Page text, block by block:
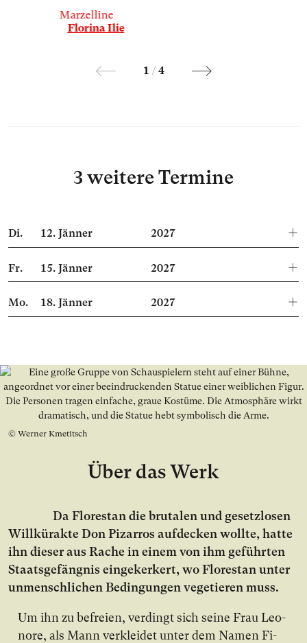
Marzelline
Florina Ilie
1 / 4
3 weitere Termine
Di. 12.Jänner 2027
Fr. 15.Jänner 2027
Mo. 18.Jänner 2027
© Werner Kmetitsch
Über das Werk
Da Flo­res­tan die bru­ta­len und ge­setz­lo­sen
Will­kür­ak­te Don Pi­zar­ros auf­de­cken woll­te, hat­te
ihn die­ser aus Ra­che in ei­nem von ihm ge­führ­ten
Staats­ge­fäng­nis ein­ge­ker­kert, wo Flo­res­tan un­ter
un­mensch­li­chen Be­din­gun­gen ve­ge­tie­ren muss.
Um ihn zu be­frei­en, ver­dingt sich sei­ne Frau Leo­
no­re, als Mann ver­klei­det un­ter dem Na­men Fi­